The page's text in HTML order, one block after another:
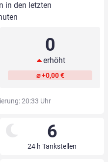
in den letzten
0
erhöht
⌀ +0,00 €
20:33 Uhr
6
24 h Tankstellen